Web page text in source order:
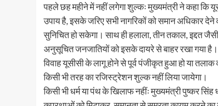
पहले छह महीने में नहीं लगेगा शुल्कः मुख्यमंत्री ने कहा कि
उपाय है, इसके जरिए सभी नागरिकों को समान अधिकार
सुनिचित हो सकेगा। साथ ही हलाला, तीन तकाल, इद्दत
अनुसूचित जनजातियों को इसके दायरे से बाहर रखा गया
विवाह यूसीसी के लागू होने से पूर्व पंजीकृत हुआ हो या
किसी भी तरह का रजिस्ट्रेशन शुल्क नहीं लिया जायेगा।
किसी भी धर्म या पंथ के खिलाफ नहींः मुख्यमंत्री पुष्कर